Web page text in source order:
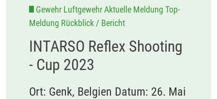
Gewehr Luftgewehr Aktuelle Meldung Top-
Meldung Rückblick / Bericht
INTARSO Reflex Shooting
- Cup 2023
Ort: Genk, Belgien Datum: 26. Mai